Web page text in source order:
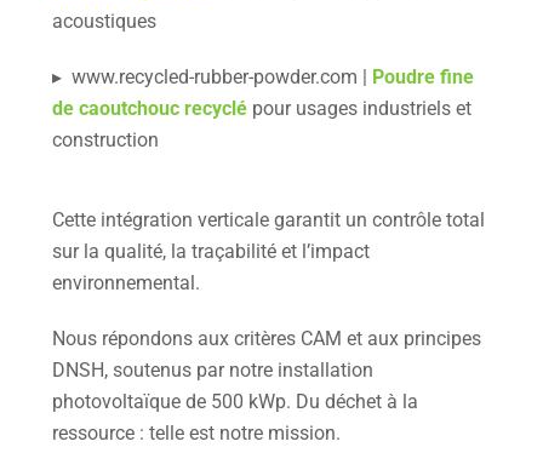
acoustiques
▸ www.recycled-rubber-powder.com |
Poudre fine
de caoutchouc recyclé pour usages industriels et
construction
Cette intégration verticale garantit un contrôle total
sur la qualité, la traçabilité et l’impact
environnemental.
Nous répondons aux critères CAM et aux principes
DNSH, soutenus par notre installation
photovoltaïque de 500 kWp. Du déchet à la
ressource : telle est notre mission.